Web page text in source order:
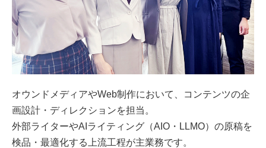
オウンドメディアやWeb制作において、コンテンツの企
画設計・ディレクションを担当。
外部ライターやAIライティング（AIO・LLMO）の原稿を
検品・最適化する上流工程が主業務です。